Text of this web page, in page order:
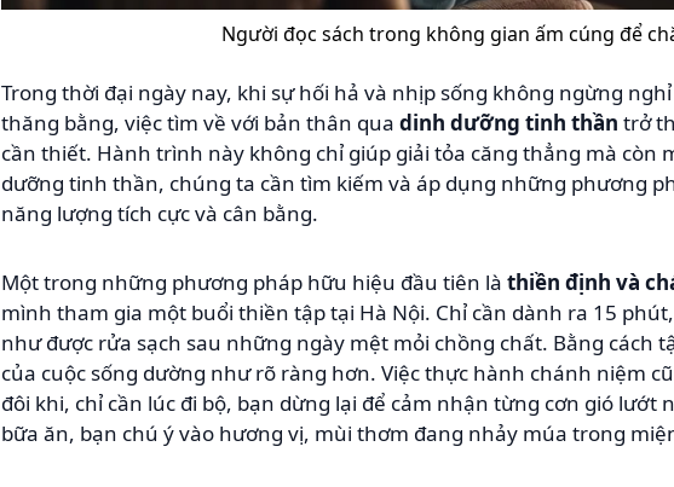
Người đọc sách trong không gian ấm cúng để
Trong thời đại ngày nay, khi sự hối hả và nhịp sống không ngừng
thăng bằng, việc tìm về với bản thân qua dinh dưỡng tinh thần trở
cần thiết. Hành trình này không chỉ giúp giải tỏa căng thẳng mà còn
dưỡng tinh thần, chúng ta cần tìm kiếm và áp dụng những phương
năng lượng tích cực và cân bằng.
Một trong những phương pháp hữu hiệu đầu tiên là thiền định và
mình tham gia một buổi thiền tập tại Hà Nội. Chỉ cần dành ra 15
như được rửa sạch sau những ngày mệt mỏi chồng chất. Bằng cách
của cuộc sống dường như rõ ràng hơn. Việc thực hành chánh niệm
đôi khi, chỉ cần lúc đi bộ, bạn dừng lại để cảm nhận từng cơn gió
bữa ăn, bạn chú ý vào hương vị, mùi thơm đang nhảy múa trong